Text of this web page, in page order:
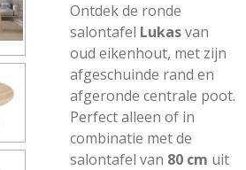
Ontdek de ronde
salontafel Lukasvan
oud eikenhout, met zijn
afgeschuinde rand en
afgeronde centrale poot.
Perfect alleen of in
combinatie met de
salontafel van 80 cm uit